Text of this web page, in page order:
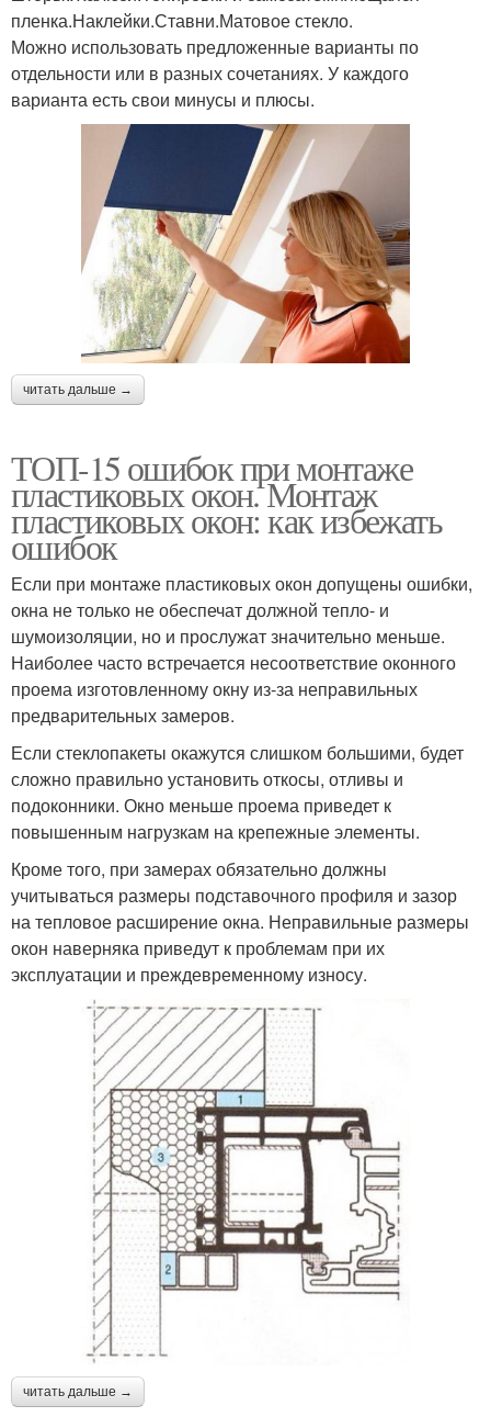
пленка.Наклейки.Ставни.Матовое стекло.
Можно использовать предложенные варианты по
отдельности или в разных сочетаниях. У каждого
варианта есть свои минусы и плюсы.
читать дальше →
ТОП-15 ошибок при монтаже
пластиковых окон. Монтаж
пластиковых окон: как избежать
ошибок
Если при монтаже пластиковых окон допущены ошибки,
окна не только не обеспечат должной тепло- и
шумоизоляции, но и прослужат значительно меньше.
Наиболее часто встречается несоответствие оконного
проема изготовленному окну из-за неправильных
предварительных замеров.
Если стеклопакеты окажутся слишком большими, будет
сложно правильно установить откосы, отливы и
подоконники. Окно меньше проема приведет к
повышенным нагрузкам на крепежные элементы.
Кроме того, при замерах обязательно должны
учитываться размеры подставочного профиля и зазор
на тепловое расширение окна. Неправильные размеры
окон наверняка приведут к проблемам при их
эксплуатации и преждевременному износу.
читать дальше →